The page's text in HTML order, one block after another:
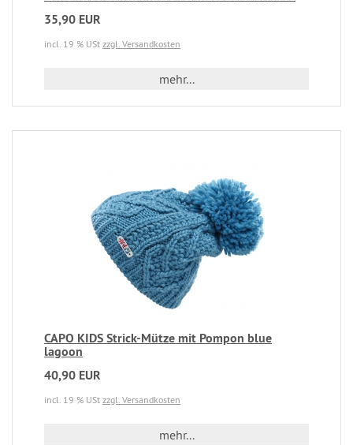
35,90 EUR
incl. 19 % USt zzgl. Versandkosten
mehr...
CAPO KIDS Strick-Mütze mit Pompon blue
lagoon
40,90 EUR
incl. 19 % USt zzgl. Versandkosten
mehr...